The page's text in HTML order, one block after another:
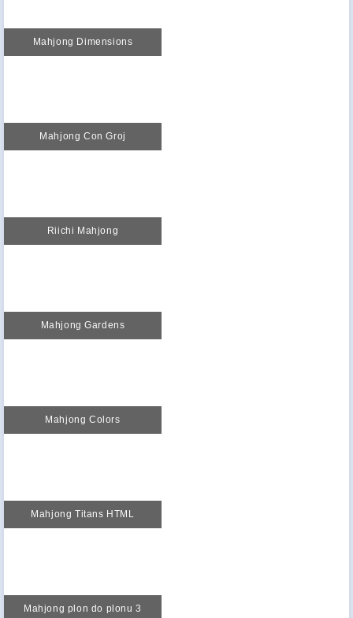
Mahjong Dimensions
Mahjong Con Groj
Riichi Mahjong
Mahjong Gardens
Mahjong Colors
Mahjong Titans HTML
Mahjong plon do plonu 3